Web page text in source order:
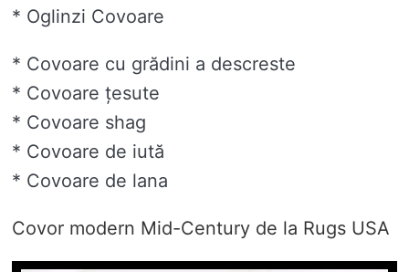
* Oglinzi Covoare
* Covoare cu grădini a descreste
* Covoare țesute
* Covoare shag
* Covoare de iută
* Covoare de lana
Covor modern Mid-Century de la Rugs USA